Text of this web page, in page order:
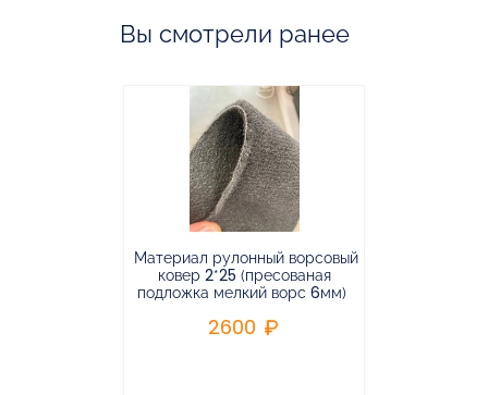
Вы смотрели ранее
Материал рулонный ворсовый
ковер 2*25 (пресованая
подложка мелкий ворс 6мм)
2600